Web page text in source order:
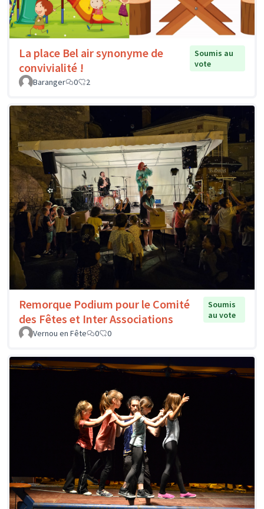
La place Bel air synonyme de
convivialité !
Soumis au
vote
Baranger
0 2
Remorque Podium pour le Comité
des Fêtes et Inter Associations
Soumis
au vote
Vernou en Fête
0 0